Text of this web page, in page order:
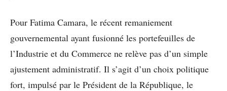
Pour Fatima Camara, le récent remaniement
gouvernemental ayant fusionné les portefeuilles de
l’Industrie et du Commerce ne relève pas d’un simple
ajustement administratif. Il s’agit d’un choix politique
fort, impulsé par le Président de la République, le